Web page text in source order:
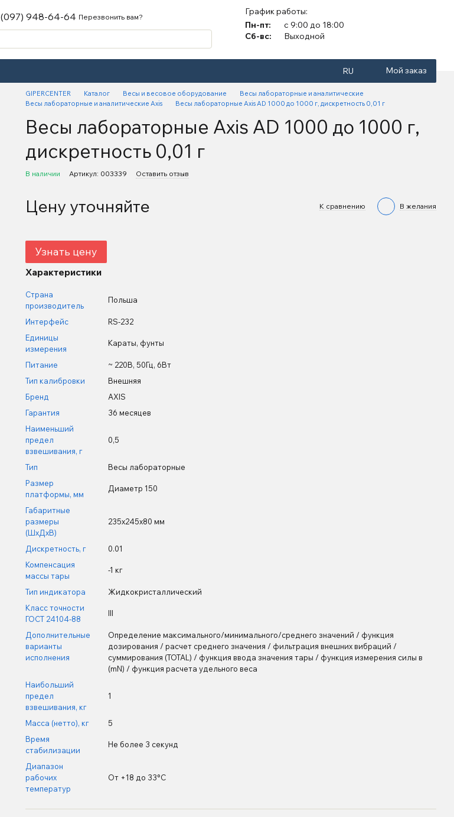
(097) 948-64-64 Перезвонить вам?
График работы:
Пн-пт:
с 9:00 до 18:00
Сб-вс:
Выходной
RU Мой заказ
GIPERCENTER Каталог Весы и весовое оборудование
Весы лабораторные и аналитические
Весы лабораторные и аналитические Axis
Весы лабораторные Axis AD 1000 до 1000 г, дискретность 0,01 г
Весы лабораторные Axis AD 1000 до 1000 г,
дискретность 0,01 г
В наличии Артикул: 003339 Оставить отзыв
Цену уточняйте К сравнению В желания
Узнать цену
Характеристики
Страна
производитель
Польша
Интерфейс
RS-232
Единицы
измерения
Караты, фунты
Питание
~ 220В, 50Гц, 6Вт
Тип калибровки
Внешняя
Бренд
AXIS
Гарантия
36 месяцев
Наименьший
предел
взвешивания, г
0,5
Тип
Весы лабораторные
Размер
платформы, мм
Диаметр 150
Габаритные
размеры
(ШхДхВ)
235х245х80 мм
Дискретность, г
0.01
Компенсация
массы тары
-1 кг
Тип индикатора
Жидкокристаллический
Класс точности
ГОСТ 24104-88
III
Дополнительные
варианты
исполнения
Определение максимального/минимального/среднего значений / функция
дозирования / расчет среднего значения / фильтрация внешних вибраций /
суммирования (ТОТАL) / функция ввода значения тары / функция измерения силы в
(mN) / функция расчета удельного веса
Наибольший
предел
взвешивания, кг
1
Масса (нетто), кг
5
Время
стабилизации
Не более 3 секунд
Диапазон
рабочих
температур
От +18 до 33°С